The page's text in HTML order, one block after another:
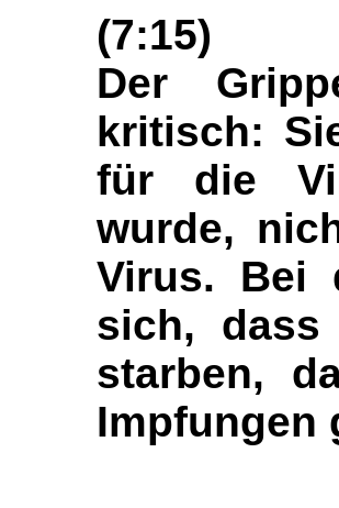
(7:15)
Der
kritisch:
für die
wurde,
Virus. Bei
sich, dass
starben,
Impfungen